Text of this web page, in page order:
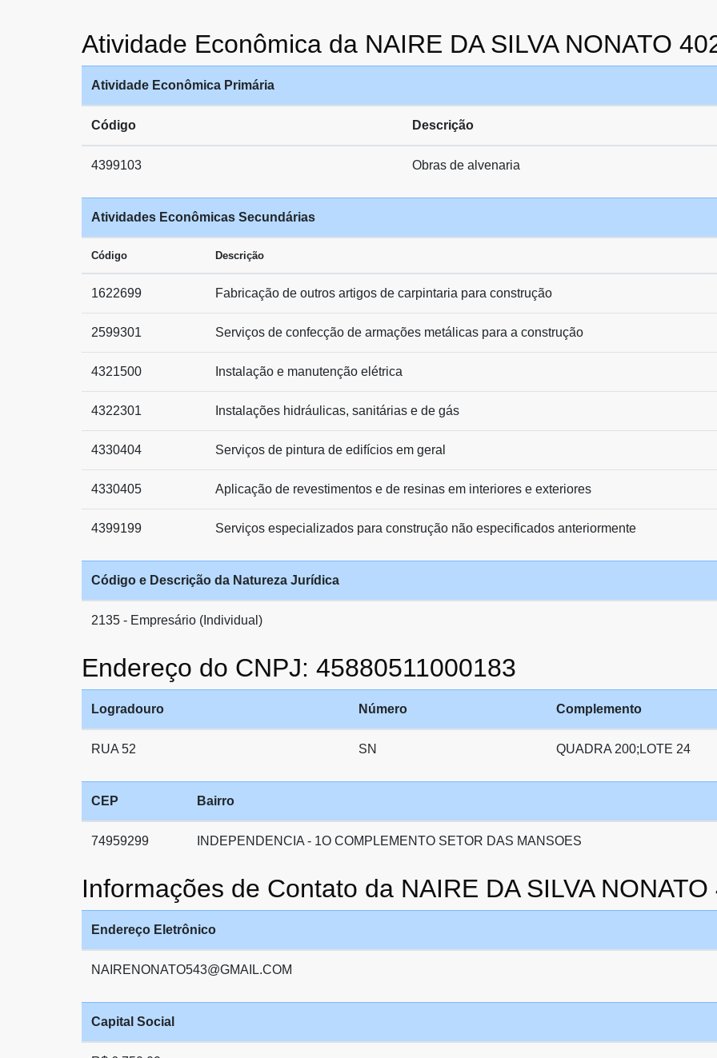
Atividade Econômica da NAIRE DA SILVA NONATO
Atividade Econômica Primária
Código Descrição
4399103 Obras de alvenaria
Atividades Econômicas Secundárias
Código Descrição
1622699 Fabricação de outros artigos de carpintaria para construção
2599301 Serviços de confecção de armações metálicas para a construção
4321500 Instalação e manutenção elétrica
4322301 Instalações hidráulicas, sanitárias e de gás
4330404 Serviços de pintura de edifícios em geral
4330405 Aplicação de revestimentos e de resinas em interiores e exteriores
4399199 Serviços especializados para construção não especificados anteriormente
Código e Descrição da Natureza Jurídica
2135 - Empresário (Individual)
Endereço do CNPJ: 45880511000183
Logradouro Número Complemento
RUA 52 SN QUADRA 200;LOTE 24
CEP Bairro
74959299 INDEPENDENCIA - 1O COMPLEMENTO SETOR DAS MANSOES
Informações de Contato da NAIRE DA SILVA
Endereço Eletrônico
NAIRENONATO543@GMAIL.COM
Capital Social